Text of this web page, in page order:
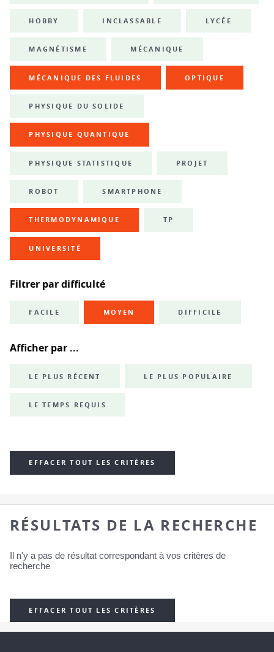
HOBBY INCLASSABLE LYCÉE
MAGNÉTISME MÉCANIQUE
MÉCANIQUE DES FLUIDES OPTIQUE
PHYSIQUE DU SOLIDE
PHYSIQUE QUANTIQUE
PHYSIQUE STATISTIQUE PROJET
ROBOT SMARTPHONE
THERMODYNAMIQUE TP
UNIVERSITÉ
Filtrer par difficulté
FACILE MOYEN DIFFICILE
Afficher par ...
LE PLUS RÉCENT LE PLUS POPULAIRE
LE TEMPS REQUIS
EFFACER TOUT LES CRITÈRES
RÉSULTATS DE LA RECHERCHE
Il n'y a pas de résultat correspondant à vos critères de
recherche
EFFACER TOUT LES CRITÈRES